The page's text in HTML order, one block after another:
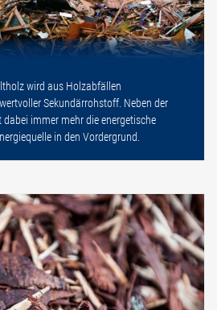
wird aus Holzabfällen
Sekundärrohstoff. Neben der
immer mehr die energetische
in den Vordergrund.